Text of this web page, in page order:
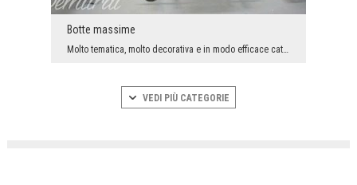
Botte massime
Molto tematica, molto decorativa e in modo efficace cattura lo sguardo. E oltre a questo - tira f...
VEDI PIÙ CATEGORIE